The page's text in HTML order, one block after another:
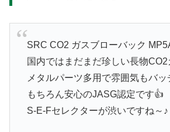
SRC CO2 ガスブローバック
国内ではまだまだ珍しい長物CO2
メタルパーツ多用で雰囲気もバッ
もちろん安心のJASG認定です👍
S-E-Fセレクターが渋いですね～♪